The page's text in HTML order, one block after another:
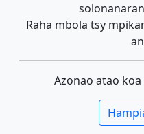
Raha mbola tsy
Azonao atao